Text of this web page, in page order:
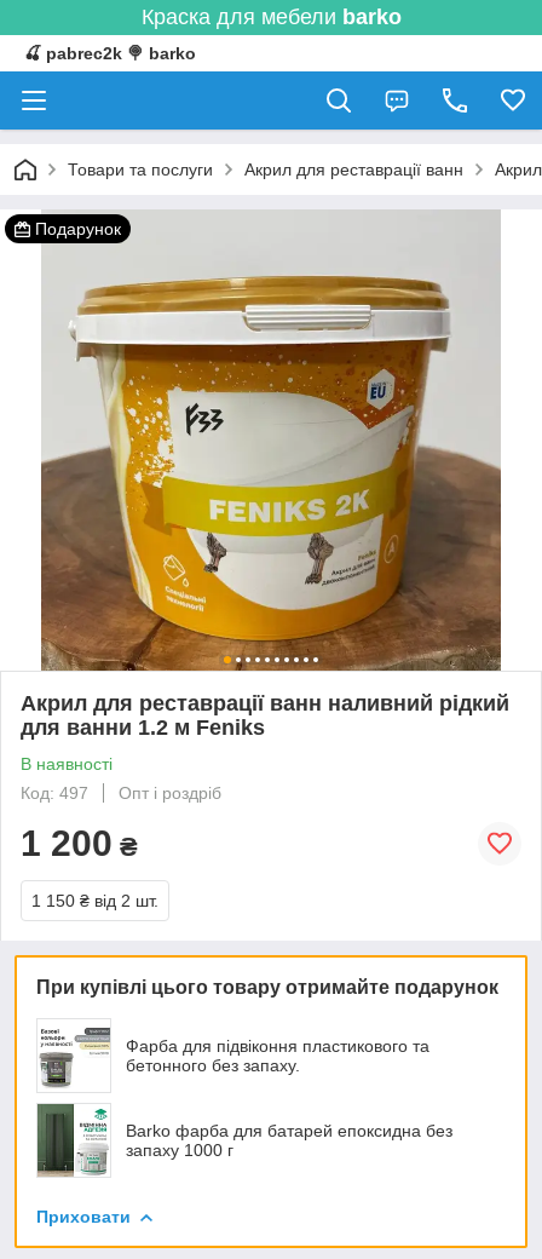
Краска для мебели barko
🍒 pabrec2k 🍭 barko
Товари та послуги Акрил для реставрації ванн
Подарунок
Акрил для реставрації ванн наливний рідкий
для ванни 1.2 м Feniks
В наявності
Код: 497
Опт і роздріб
1 200 ₴
1 150 ₴ від 2 шт.
При купівлі цього товару отримайте подарунок
Фарба для підвіконня пластикового та
бетонного без запаху.
Barko фарба для батарей епоксидна без
запаху 1000 г
Приховати